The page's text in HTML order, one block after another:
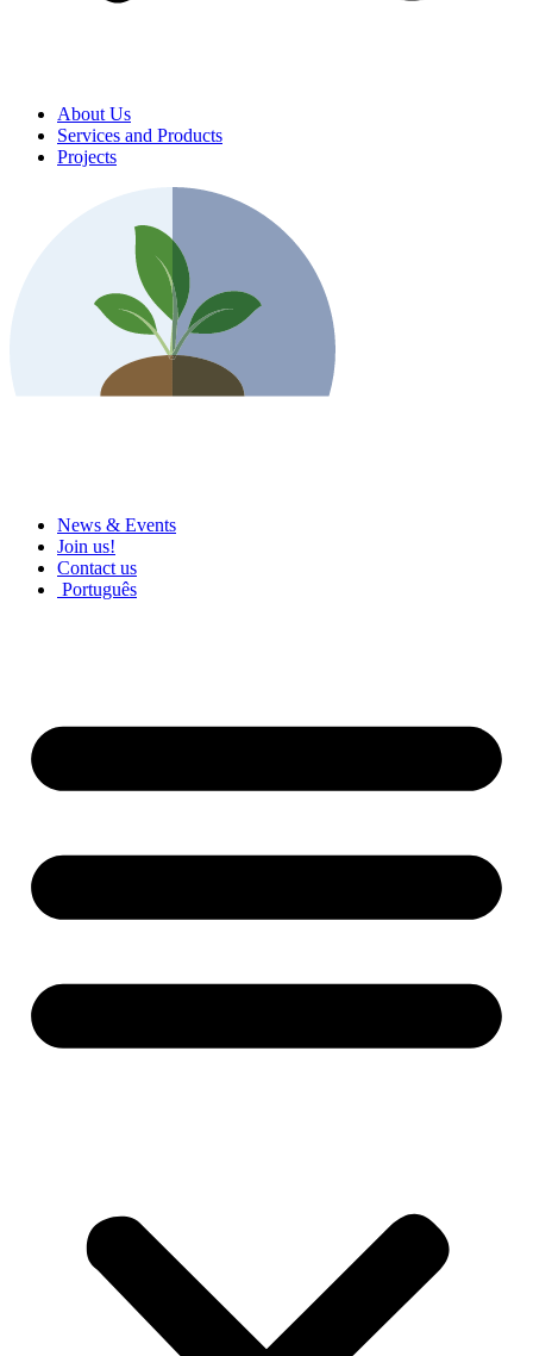
About Us
Services and Products
Projects
News & Events
Join us!
Contact us
Português